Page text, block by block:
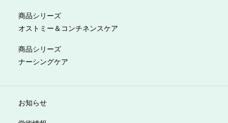
商品シリーズ
オストミー＆コンチネンスケア
商品シリーズ
ナーシングケア
お知らせ